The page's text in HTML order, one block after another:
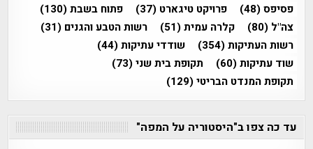
פסיפס(48) פרויקט טיגארט (37) פתוח בשבת(130)
צה"ל (80) קלרה עמית(51) רשות הטבע והגנים (31)
רשות העתיקות(354) שודדי עתיקות(44)
שוד עתיקות(60) תקופת בית שני(73)
תקופת המנדט הבריטי(129)
עד כה צפו ב"היסטוריה על המפה"